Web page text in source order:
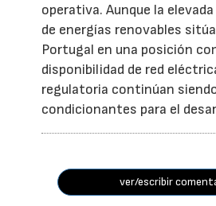
operativa. Aunque la
de energías renovables
Portugal en una posición
disponibilidad de red
regulatoria continúan
condicionantes para el
ver/escribir